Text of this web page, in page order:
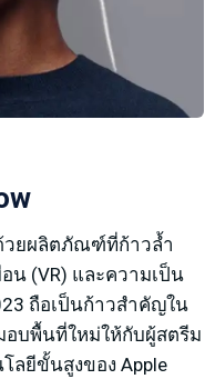
วยผลิตภัณฑ์ที่ก้าวล้ำ
น (VR) และความเป็น
ถือเป็นก้าวสำคัญใน
อบพื้นที่ใหม่ให้กับผู้สตรีม
ลยีขั้นสูงของ Apple